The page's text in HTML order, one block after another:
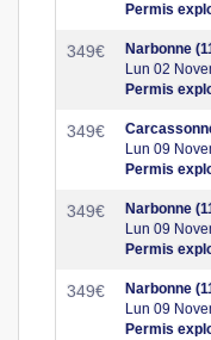
Permis
349€
Narbonne
Lun 02
Permis
349€
Lun 09
Permis
349€
Narbonne
Lun 09
Permis
349€
Narbonne
Lun 09
Permis